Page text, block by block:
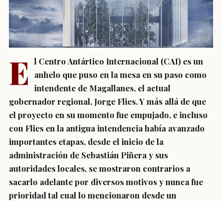
E l Centro Antártico Internacional (CAI) es un
anhelo que puso en la mesa en su paso como
intendente de Magallanes, el actual
gobernador regional, Jorge Flies. Y más allá de que
el proyecto en su momento fue empujado, e incluso
con Flies en la antigua intendencia había avanzado
importantes etapas, desde el inicio de la
administración de Sebastián Piñera y sus
autoridades locales, se mostraron contrarios a
sacarlo adelante por diversos motivos y nunca fue
prioridad tal cual lo mencionaron desde un